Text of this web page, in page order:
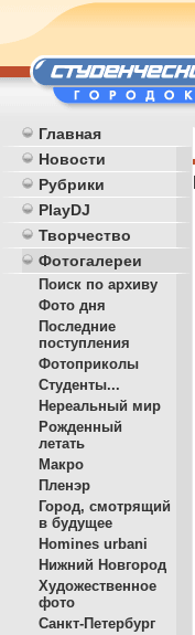
Главная
Новости
Рубрики
PlayDJ
Творчество
Фотогалереи
Поиск по архиву
Фото дня
Последние
поступления
Фотоприколы
Студенты...
Нереальный мир
Рожденный
летать
Макро
Пленэр
Город, смотрящий
в будущее
Homines urbani
Нижний Новгород
Художественное
фото
Санкт-Петербург